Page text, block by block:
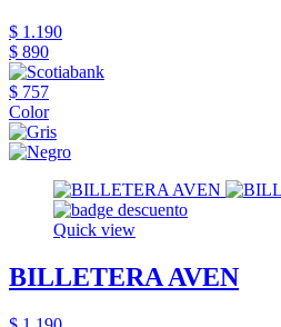
$ 1.190
$ 890
$ 757
Color
Quick view
BILLETERA AVEN